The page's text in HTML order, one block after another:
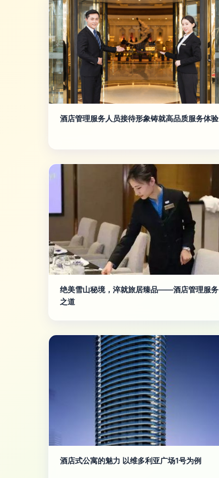
酒店管理服务人员接待形象铸就高品质服务体验
绝美雪山秘境，淬就旅居臻品——酒店管理服务
之道
酒店式公寓的魅力 以维多利亚广场1号为例